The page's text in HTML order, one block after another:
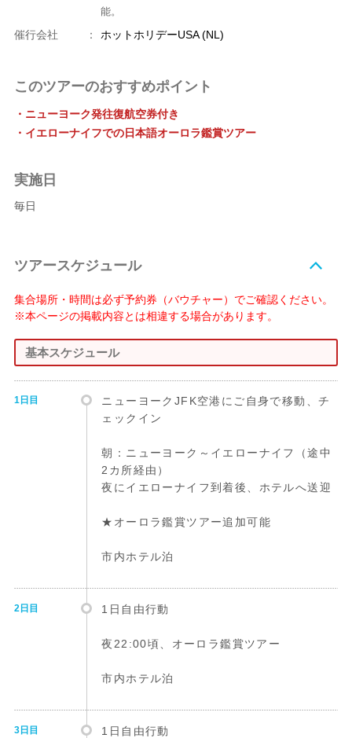
能。
催行会社 ： ホットホリデーUSA (NL)
このツアーのおすすめポイント
・ニューヨーク発往復航空券付き
・イエローナイフでの日本語オーロラ鑑賞ツアー
実施日
毎日
ツアースケジュール
集合場所・時間は必ず予約券（バウチャー）でご確認ください。
※本ページの掲載内容とは相違する場合があります。
基本スケジュール
1日目
ニューヨークJFK空港にご自身で移動、チ
ェックイン
朝：ニューヨーク～イエローナイフ（途中
2カ所経由）
夜にイエローナイフ到着後、ホテルへ送迎
★オーロラ鑑賞ツアー追加可能
市内ホテル泊
2日目 1日自由行動
夜22:00頃、オーロラ鑑賞ツアー
市内ホテル泊
3日目 1日自由行動